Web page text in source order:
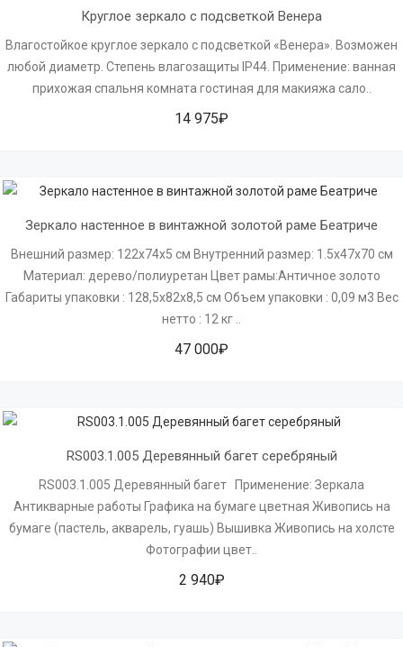
Круглое зеркало с подсветкой Венера
Влагостойкое круглое зеркало с подсветкой «Венера». Возможен
любой диаметр. Степень влагозащиты IP44. Применение: ванная
прихожая спальня комната гостиная для макияжа сало..
14 975₽
Зеркало настенное в винтажной золотой раме Беатриче
Внешний размер: 122х74х5 см Внутренний размер: 1.5х47х70 см
Материал: дерево/полиуретан Цвет рамы:Античное золото
Габариты упаковки : 128,5х82х8,5 см Объем упаковки : 0,09 м3 Вес
нетто : 12 кг ..
47 000₽
RS003.1.005 Деревянный багет серебряный
RS003.1.005 Деревянный багет Применение: Зеркала
Антикварные работы Графика на бумаге цветная Живопись на
бумаге (пастель, акварель, гуашь) Вышивка Живопись на холсте
Фотографии цвет..
2 940₽